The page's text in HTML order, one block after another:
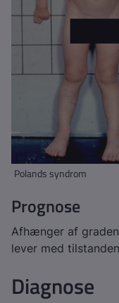
Polands syndrom
Prognose
Afhænger af
lever med
Diagnose